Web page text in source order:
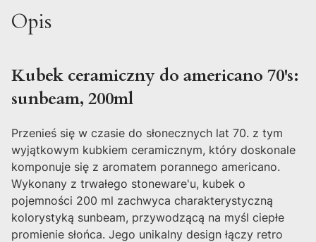
Opis
Kubek ceramiczny do americano 70's:
sunbeam, 200ml
Przenieś się w czasie do słonecznych lat 70. z tym
wyjątkowym kubkiem ceramicznym, który doskonale
komponuje się z aromatem porannego americano.
Wykonany z trwałego stoneware'u, kubek o
pojemności 200 ml zachwyca charakterystyczną
kolorystyką sunbeam, przywodzącą na myśl ciepłe
promienie słońca. Jego unikalny design łączy retro